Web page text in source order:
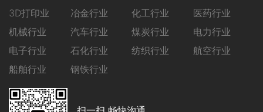
3D打印业 冶金行业 化工行业
医药行业
机械行业
汽车行业 煤炭行业
电力行业
电子行业
石化行业 纺织行业
航空行业
船舶行业
钢铁行业